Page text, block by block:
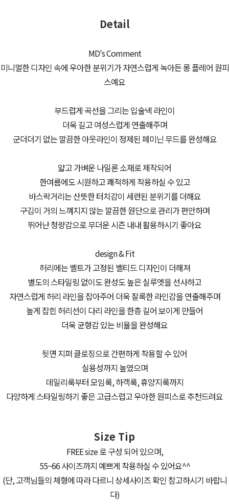
Detail
MD's Comment
미니멀한 디자인 속에 우아한 분위기가 자연스럽게 녹아든 롱 플레어 원피
스예요
부드럽게 곡선을 그리는 입술넥 라인이
더욱 길고 여성스럽게 연출해주며
군더더기 없는 깔끔한 아웃라인이 정제된 페미닌 무드를 완성해요
얇고 가벼운 나일론 소재로 제작되어
한여름에도 시원하고 쾌적하게 착용하실 수 있고
바스락거리는 산뜻한 터치감이 세련된 분위기를 더해요
구김이 거의 느껴지지 않는 깔끔한 원단으로 관리가 편안하며
뛰어난 청량감으로 무더운 시즌 내내 활용하시기 좋아요
design & Fit
허리에는 벨트가 고정된 벨티드 디자인이 더해져
별도의 스타일링 없이도 완성도 높은 실루엣을 선사하고
자연스럽게 허리 라인을 잡아주어 더욱 잘록한 라인감을 연출해주며
높게 잡힌 허리선이 다리 라인을 한층 길어 보이게 만들어
더욱 균형감 있는 비율을 완성해요
뒷면 지퍼 클로징으로 간편하게 착용할 수 있어
실용성까지 높였으며
데일리룩부터 모임룩, 하객룩, 휴양지룩까지
다양하게 스타일링하기 좋은 고급스럽고 우아한 원피스로 추천드려요
Size Tip
FREE size 로 구성 되어 있으며,
55~66 사이즈까지 예쁘게 착용하실 수 있어요^^
(단, 고객님들의 체형에 따라 다르니 상세사이즈 확인 참고하시기 바랍니
다)